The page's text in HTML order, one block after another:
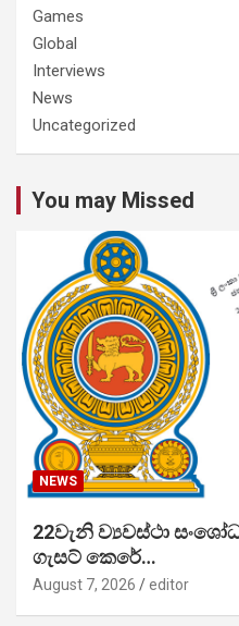
Games
Global
Interviews
News
Uncategorized
You may Missed
NEWS
22වැනි ව්‍යවස්ථා
ගැසට් කෙරේ…
August 7, 2026 editor